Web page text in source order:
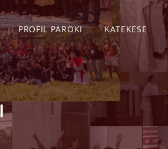
PROFIL PAROKI KATEKESE